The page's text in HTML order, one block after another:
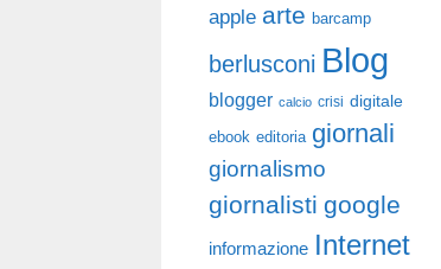
apple arte barcamp
berlusconi Blog
blogger calcio crisi digitale
ebook editoria giornali
giornalismo
giornalisti google
informazione Internet